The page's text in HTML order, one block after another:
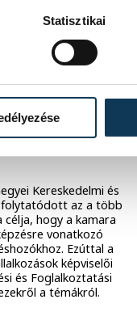
Statisztikai
Egyetem
Kereskedelmi és
folytatódott az a több
hogy a kamara
vonatkozó
Ezúttal a
képviselői
és Foglalkoztatási
a témákról.